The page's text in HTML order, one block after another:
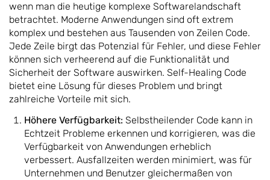
wenn man die heutige komplexe Softwarelandschaft
betrachtet. Moderne Anwendungen sind oft extrem
komplex und bestehen aus Tausenden von Zeilen Code.
Jede Zeile birgt das Potenzial für Fehler, und diese Fehler
können sich verheerend auf die Funktionalität und
Sicherheit der Software auswirken. Self-Healing Code
bietet eine Lösung für dieses Problem und bringt
zahlreiche Vorteile mit sich.
Höhere Verfügbarkeit: Selbstheilender Code kann in
Echtzeit Probleme erkennen und korrigieren, was die
Verfügbarkeit von Anwendungen erheblich
verbessert. Ausfallzeiten werden minimiert, was für
Unternehmen und Benutzer gleichermaßen von